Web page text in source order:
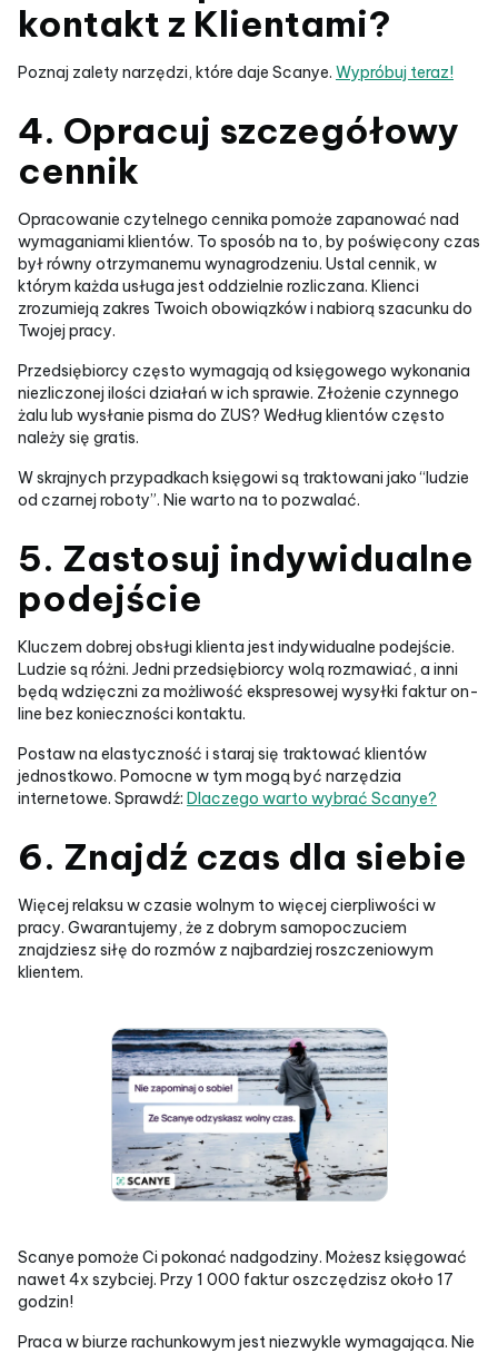
kontakt z Klientami?
Poznaj zalety narzędzi, które daje Scanye. Wypróbuj teraz!
4. Opracuj szczegółowy
cennik
Opracowanie czytelnego cennika pomoże zapanować nad
wymaganiami klientów. To sposób na to, by poświęcony czas
był równy otrzymanemu wynagrodzeniu. Ustal cennik, w
którym każda usługa jest oddzielnie rozliczana. Klienci
zrozumieją zakres Twoich obowiązków i nabiorą szacunku do
Twojej pracy.
Przedsiębiorcy często wymagają od księgowego wykonania
niezliczonej ilości działań w ich sprawie. Złożenie czynnego
żalu lub wysłanie pisma do ZUS? Według klientów często
należy się gratis.
W skrajnych przypadkach księgowi są traktowani jako “ludzie
od czarnej roboty”. Nie warto na to pozwalać.
5. Zastosuj indywidualne
podejście
Kluczem dobrej obsługi klienta jest indywidualne podejście.
Ludzie są różni. Jedni przedsiębiorcy wolą rozmawiać, a inni
będą wdzięczni za możliwość ekspresowej wysyłki faktur on-
line bez konieczności kontaktu.
Postaw na elastyczność i staraj się traktować klientów
jednostkowo. Pomocne w tym mogą być narzędzia
internetowe. Sprawdź: Dlaczego warto wybrać Scanye?
6. Znajdź czas dla siebie
Więcej relaksu w czasie wolnym to więcej cierpliwości w
pracy. Gwarantujemy, że z dobrym samopoczuciem
znajdziesz siłę do rozmów z najbardziej roszczeniowym
klientem.
Scanye pomoże Ci pokonać nadgodziny. Możesz księgować
nawet 4x szybciej. Przy 1 000 faktur oszczędzisz około 17
godzin!
Praca w biurze rachunkowym jest niezwykle wymagająca. Nie